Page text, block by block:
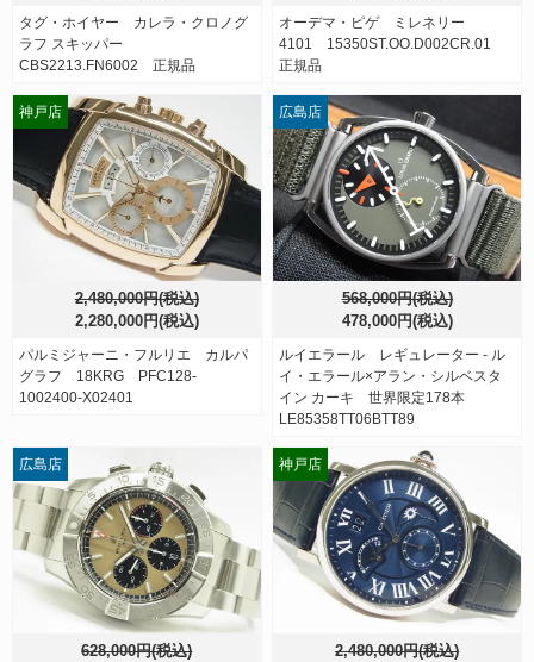
タグ・ホイヤー カレラ・クロノグ
ラフ スキッパー
CBS2213.FN6002 正規品
オーデマ・ピゲ ミレネリー
4101 15350ST.OO.D002CR.01
正規品
2,480,000円(税込)
2,280,000円(税込)
パルミジャーニ・フルリエ カルパ
グラフ 18KRG PFC128-
1002400-X02401
神戸店
568,000円(税込)
478,000円(税込)
ルイエラール レギュレーター - ル
イ・エラール×アラン・シルベスタ
イン カーキ 世界限定178本
LE85358TT06BTT89
広島店
628,000円(税込)
広島店
2,480,000円(税込)
神戸店